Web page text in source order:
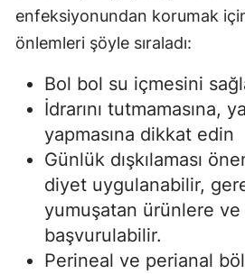
enfeksiyonundan korumak
önlemleri şöyle sıraladı:
Bol bol su içmesini
İdrarını tutmamasına,
yapmasına dikkat edin
Günlük dışkılaması
diyet uygulanabilir,
yumuşatan ürünlere ve
başvurulabilir.
Perineal ve perianal